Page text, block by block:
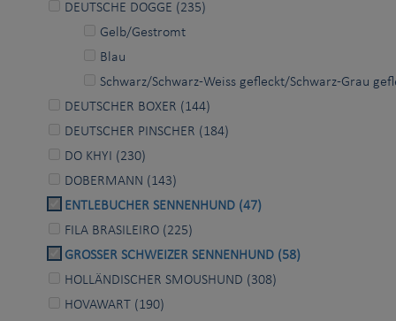
DEUTSCHE DOGGE (235)
Gelb/Gestromt
Blau
Schwarz/Schwarz-Weiss gefleckt/Schwarz-Grau
DEUTSCHER BOXER (144)
DEUTSCHER PINSCHER (184)
DO KHYI (230)
DOBERMANN (143)
ENTLEBUCHER SENNENHUND (47)
FILA BRASILEIRO (225)
GROSSER SCHWEIZER SENNENHUND (58)
HOLLÄNDISCHER SMOUSHUND (308)
HOVAWART (190)